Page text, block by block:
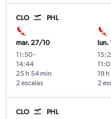
CLO PHL
mar. 27/10
11:50-
14:44
2 escalas
25 h 54 min
lun.
2
19
CLO PHL